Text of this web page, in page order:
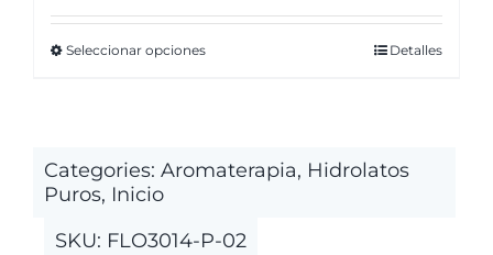
precios:
desde
Seleccionar opcionesEste
variantes.
opciones
Detalles
Categories: Aromaterapia, Hidrolatos
Puros, Inicio
SKU: FLO3014-P-02